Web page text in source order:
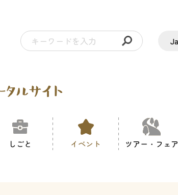
しごと イベント ツアー・フェア